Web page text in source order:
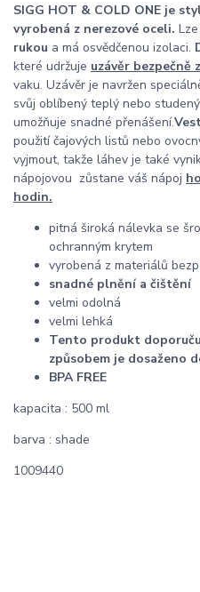
SIGG HOT & COLD ONE je
vyrobená z nerezové oceli.
rukou a má osvědčenou izolaci.
které udržuje uzávěr bezpečně
vaku. Uzávěr je navržen
svůj oblíbený teplý nebo
umožňuje snadné přenášení.
použití čajových listů nebo
vyjmout, takže láhev je také
nápojovou zůstane váš nápoj
hodin.
pitná široká nálevka se
ochranným krytem
vyrobená z materiálů
snadné plnění a čištění
velmi odolná
velmi lehká
Tento produkt
způsobem je dosaženo
BPA FREE
kapacita : 500 ml
barva : shade
1009440